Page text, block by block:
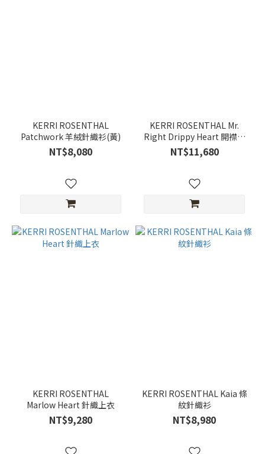
KERRI ROSENTHAL
Patchwork 羊絨針織衫(黃)
NT$8,080
KERRI ROSENTHAL Mr.
Right Drippy Heart 開襟外
套
NT$11,680
KERRI ROSENTHAL
Marlow Heart 針織上衣
NT$9,280
KERRI ROSENTHAL Kaia 條
紋針織衫
NT$8,980